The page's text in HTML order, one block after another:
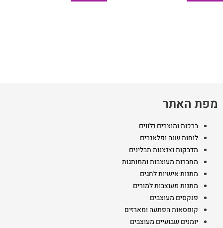
מפת האתר
ברכות ומוצרים נלווים
לוחות שנה ופלאנרים
מדבקות וצנצנות תבלינים
מחברות מעוצבות וממותגות
מתנות אישיות לחגים
מתנות מעוצבות למורים
פנקסים מעוצבים
קופסאות הפתעה ומארזים
יומנים שבועיים מעוצבים